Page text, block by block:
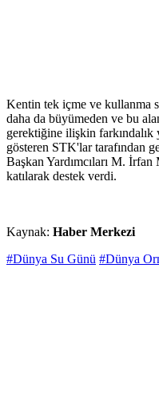
Kentin tek içme ve kullanma
daha da büyümeden ve bu
gerektiğine ilişkin farkındalık
gösteren STK'lar tarafından
Başkan Yardımcıları M.
katılarak destek verdi.
Kaynak: Haber Merkezi
#Dünya Su Günü #Dünya